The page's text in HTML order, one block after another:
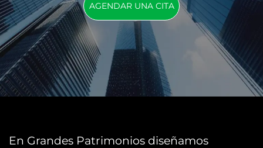
AGENDAR UNA CITA
AGENDAR UNA CITA
En Grandes Patrimonios diseñamos